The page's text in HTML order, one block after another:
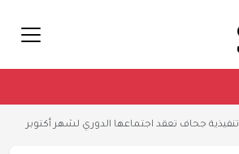
تنفيذية جحاف تعقد اجتماعها الدوري لشهر أكتوبر